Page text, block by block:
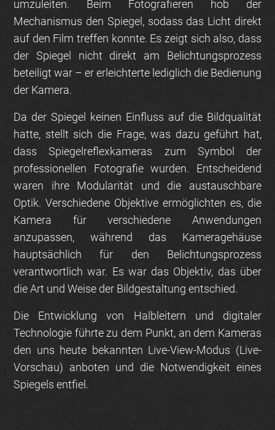
umzuleiten. Beim Fotografieren hob der
Mechanismus den Spiegel, sodass das Licht direkt
auf den Film treffen konnte. Es zeigt sich also, dass
der Spiegel nicht direkt am Belichtungsprozess
beteiligt war – er erleichterte lediglich die Bedienung
der Kamera.
Da der Spiegel keinen Einfluss auf die Bildqualität
hatte, stellt sich die Frage, was dazu geführt hat,
dass Spiegelreflexkameras zum Symbol der
professionellen Fotografie wurden. Entscheidend
waren ihre Modularität und die austauschbare
Optik. Verschiedene Objektive ermöglichten es, die
Kamera für verschiedene Anwendungen
anzupassen, während das Kameragehäuse
hauptsächlich für den Belichtungsprozess
verantwortlich war. Es war das Objektiv, das über
die Art und Weise der Bildgestaltung entschied.
Die Entwicklung von Halbleitern und digitaler
Technologie führte zu dem Punkt, an dem Kameras
den uns heute bekannten Live-View-Modus (Live-
Vorschau) anboten und die Notwendigkeit eines
Spiegels entfiel.